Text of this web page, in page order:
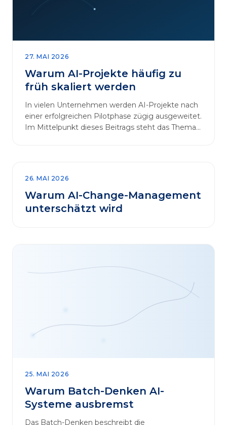
27. MAI 2026
Warum AI-Projekte häufig zu
früh skaliert werden
In vielen Unternehmen werden AI-Projekte nach
einer erfolgreichen Pilotphase zügig ausgeweitet.
Im Mittelpunkt dieses Beitrags steht das Thema
26. MAI 2026
Warum AI-Change-Management
unterschätzt wird
25. MAI 2026
Warum Batch-Denken AI-
Systeme ausbremst
Das Batch-Denken beschreibt die